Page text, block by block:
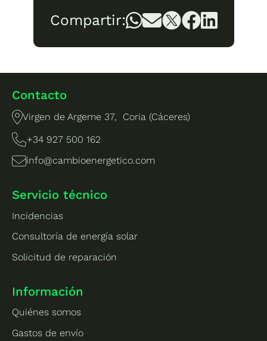
Compartir:
Contacto
Virgen de Argeme 37, Coria (Cáceres)
+34 927 500 162
info@cambioenergetico.com
Servicio técnico
Incidencias
Consultoría de energía solar
Solicitud de reparación
Información
Quiénes somos
Gastos de envío